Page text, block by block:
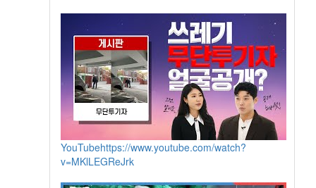
YouTubehttps://www.youtube.com/watch?
v=MKlLEGReJrk